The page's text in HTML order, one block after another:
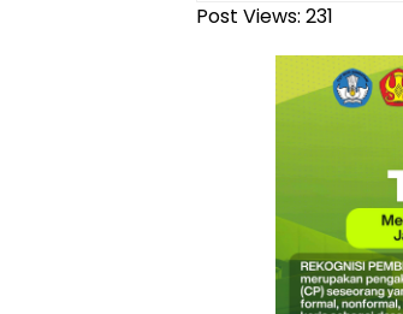
Post Views: 231